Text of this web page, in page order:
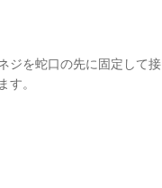
ジを蛇口の先に固定して接
す。